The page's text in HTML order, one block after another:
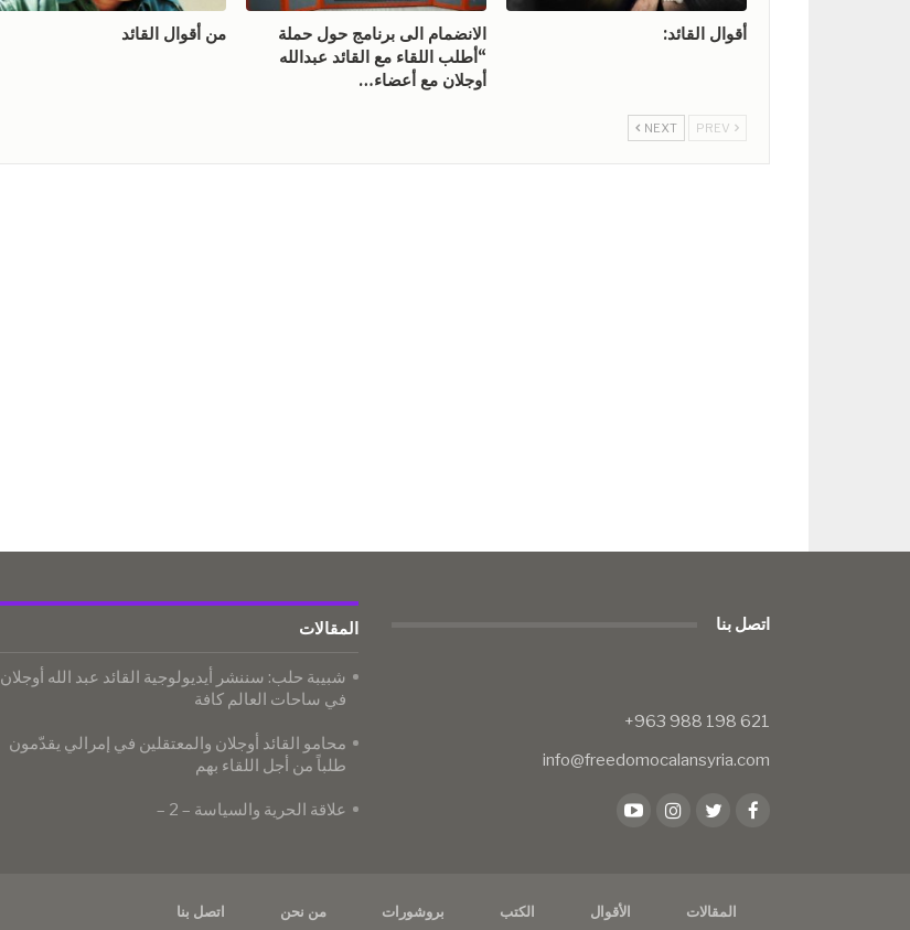
أقوال القائد:
الانضمام الى برنامج حول حملة
“أطلب اللقاء مع القائد عبدالله
أوجلان مع أعضاء…
من أقوال القائد
NEXT
اتصل بنا
info@freedomocalansyria.com
المقالات
شبيبة حلب: سننشر أيديولوجية القائد عبد الله أوجلان
في ساحات العالم كافة
محامو القائد أوجلان والمعتقلين في إمرالي يقدّمون
طلباً من أجل اللقاء بهم
علاقة الحرية والسياسة – 2 –
المقالات الأقوال الكتب بروشورات من نحن اتصل بنا